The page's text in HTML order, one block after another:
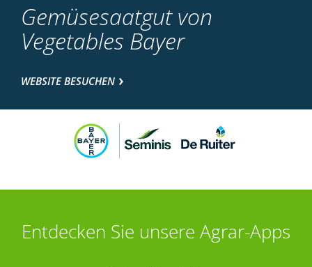
Gemüsesaatgut von
Vegetables Bayer
WEBSITE BESUCHEN
Entdecken Sie unsere Agrar-Apps